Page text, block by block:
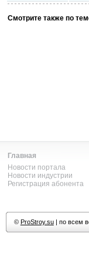
Смотрите также по
Главная
Новости портала
Новости индустрии
Регистрация абонента
© ProStroy.su| по всем